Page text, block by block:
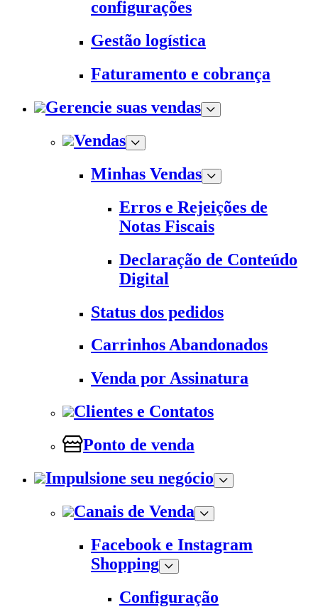
configurações
Gestão logística
Faturamento e cobrança
Gerencie suas vendas
Vendas
Minhas Vendas
Erros e Rejeições de
Notas Fiscais
Declaração de Conteúdo
Digital
Status dos pedidos
Carrinhos Abandonados
Venda por Assinatura
Clientes e Contatos
Ponto de venda
Impulsione seu negócio
Canais de Venda
Facebook e Instagram
Shopping
Configuração